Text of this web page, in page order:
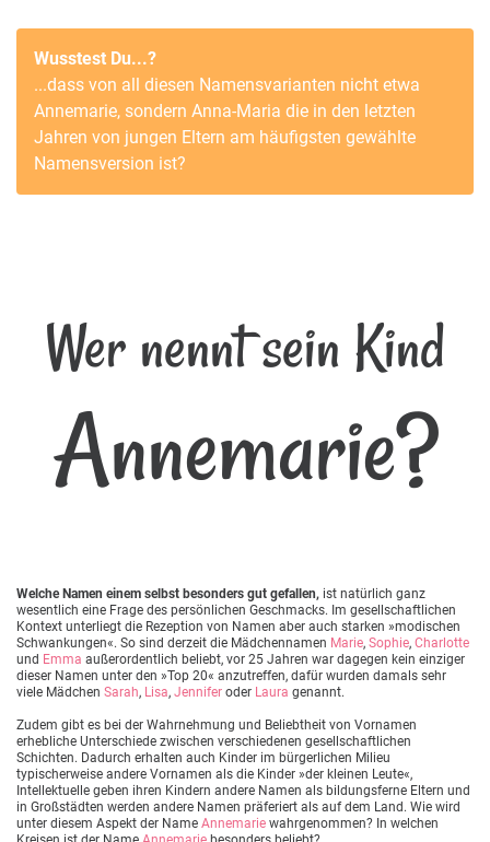
Wusstest Du...?
...dass von all diesen Namensvarianten nicht etwa
Annemarie, sondern Anna-Maria die in den letzten
Jahren von jungen Eltern am häufigsten gewählte
Namensversion ist?
Wer nennt sein Kind
Annemarie?
Welche Namen einem selbst besonders gut gefallen, ist natürlich ganz
wesentlich eine Frage des persönlichen Geschmacks. Im gesellschaftlichen
Kontext unterliegt die Rezeption von Namen aber auch starken »modischen
Schwankungen«. So sind derzeit die Mädchennamen Marie, Sophie, Charlotte
und Emma außerordentlich beliebt, vor 25 Jahren war dagegen kein einziger
dieser Namen unter den »Top 20« anzutreffen, dafür wurden damals sehr
viele Mädchen Sarah, Lisa, Jennifer oder Laura genannt.
Zudem gibt es bei der Wahrnehmung und Beliebtheit von Vornamen
erhebliche Unterschiede zwischen verschiedenen gesellschaftlichen
Schichten. Dadurch erhalten auch Kinder im bürgerlichen Milieu
typischerweise andere Vornamen als die Kinder »der kleinen Leute«,
Intellektuelle geben ihren Kindern andere Namen als bildungsferne Eltern und
in Großstädten werden andere Namen präferiert als auf dem Land. Wie wird
unter diesem Aspekt der Name Annemarie wahrgenommen? In welchen